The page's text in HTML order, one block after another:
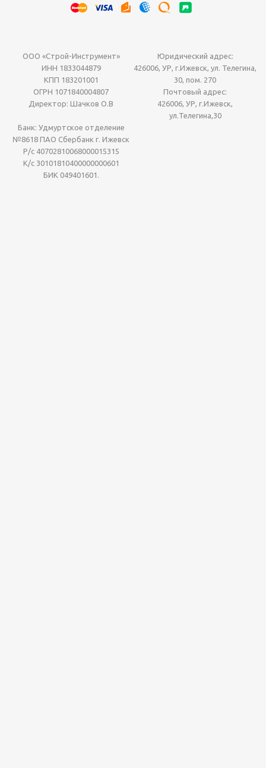
ООО «Строй-Инструмент»
ИНН 1833044879
КПП 183201001
ОГРН 1071840004807
Директор: Шачков О.В
Юридический адрес:
426006, УР, г.Ижевск, ул. Телегина,
30, пом. 270
Почтовый адрес:
426006, УР, г.Ижевск,
ул.Телегина,30
Банк: Удмуртское отделение
№8618 ПАО Сбербанк г. Ижевск
Р/с 40702810068000015315
К/с 30101810400000000601
БИК 049401601.